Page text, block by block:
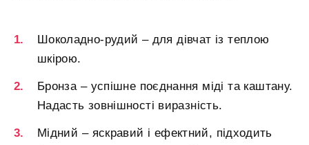
Шоколадно-рудий – для дівчат із теплою
шкірою.
Бронза – успішне поєднання міді та каштану.
Надасть зовнішності виразність.
Мідний – яскравий і ефектний, підходить